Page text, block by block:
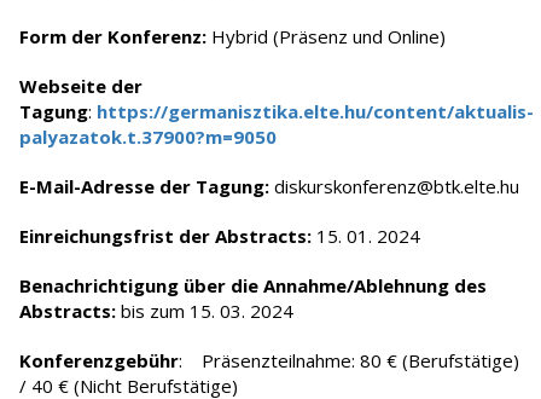
Form der Konferenz: Hybrid (Präsenz und Online)
Webseite der
Tagung: https://germanisztika.elte.hu/content/aktualis-
palyazatok.t.37900?m=9050
E-Mail-Adresse der Tagung: diskurskonferenz@btk.elte.hu
Einreichungsfrist der Abstracts: 15. 01. 2024
Benachrichtigung über die Annahme/Ablehnung des
Abstracts: bis zum 15. 03. 2024
Konferenzgebühr: Präsenzteilnahme: 80 € (Berufstätige)
/ 40 € (Nicht Berufstätige)